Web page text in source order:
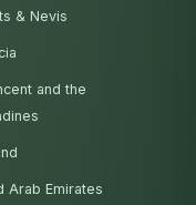
& Nevis
and the
Arab Emirates